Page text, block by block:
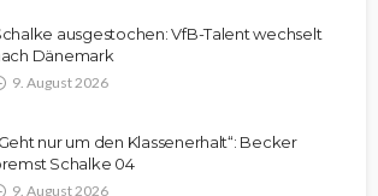
ausgestochen: VfB-Talent wechselt
Dänemark
9. August 2026
„Geht nur um den Klassenerhalt“: Becker
Schalke 04
9. August 2026